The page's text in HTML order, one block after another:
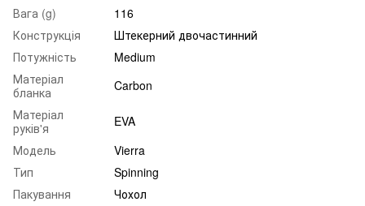
Вага (g)
116
Конструкція
Штекерний двочастинний
Потужність
Medium
Матеріал
бланка
Carbon
Матеріал
руків'я
EVA
Модель
Vierra
Тип
Spinning
Пакування
Чохол